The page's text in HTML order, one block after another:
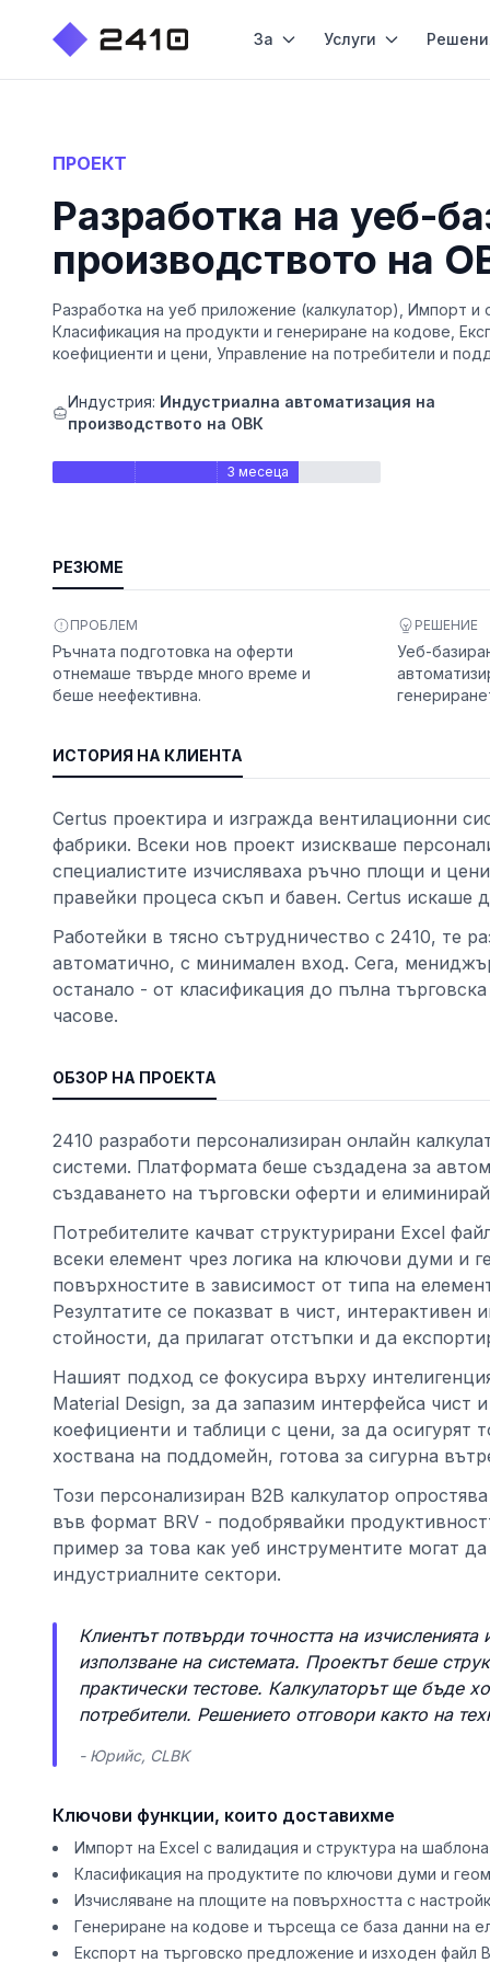
За Услуги
ПРОЕКТ
Разработка на уеб-
производството на
Разработка на уеб приложение (калкулатор), Импорт
Класификация на продукти и генериране на кодове,
коефициенти и цени, Управление на потребители и
Индустрия: Индустриална автоматизация на
производството на ОВК
3 месеца
РЕЗЮМЕ
ПРОБЛЕМ
Ръчната подготовка на оферти
отнемаше твърде много време и
беше неефективна.
РЕШЕНИЕ
Уеб-
ИСТОРИЯ НА КЛИЕНТА
Certus проектира и изгражда вентилационни
фабрики. Всеки нов проект изискваше
специалистите изчисляваха ръчно площи и
правейки процеса скъп и бавен. Certus искаше
Работейки в тясно сътрудничество с 2410, те
автоматично, с минимален вход. Сега,
останало - от класификация до пълна
часове.
ОБЗОР НА ПРОЕКТА
2410 разработи персонализиран онлайн
системи. Платформата беше създадена за
създаването на търговски оферти и
Потребителите качват структурирани Excel
всеки елемент чрез логика на ключови думи и
повърхностите в зависимост от типа на
Резултатите се показват в чист,
стойности, да прилагат отстъпки и да
Нашият подход се фокусира върху
Material Design, за да запазим интерфейса
коефициенти и таблици с цени, за да осигурят
хоствана на поддомейн, готова за сигурна
Този персонализиран B2B калкулатор
във формат BRV - подобрявайки
пример за това как уеб инструментите могат
индустриалните сектори.
Клиентът потвърди точността на
използване на системата. Проектът беше
практически тестове. Калкулаторът ще бъде
потребители. Решението отговори както на
- Юрийс, CLBK
Ключови функции, които доставихме
Импорт на Excel с валидация и структура на шаблона
Класификация на продуктите по ключови думи и
Изчисляване на площите на повърхността с
Генериране на кодове и търсеща се база данни на
Експорт на търговско предложение и изходен файл